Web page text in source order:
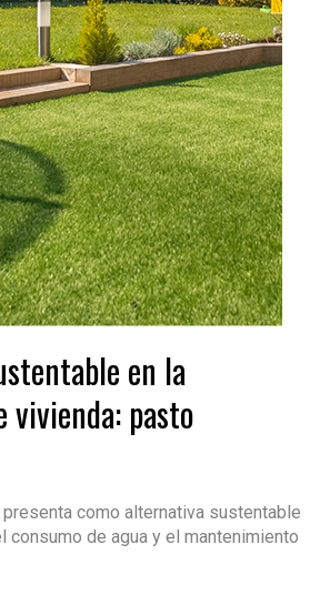
en la
vivienda: pasto
como alternativa sustentable
consumo de agua y el mantenimiento